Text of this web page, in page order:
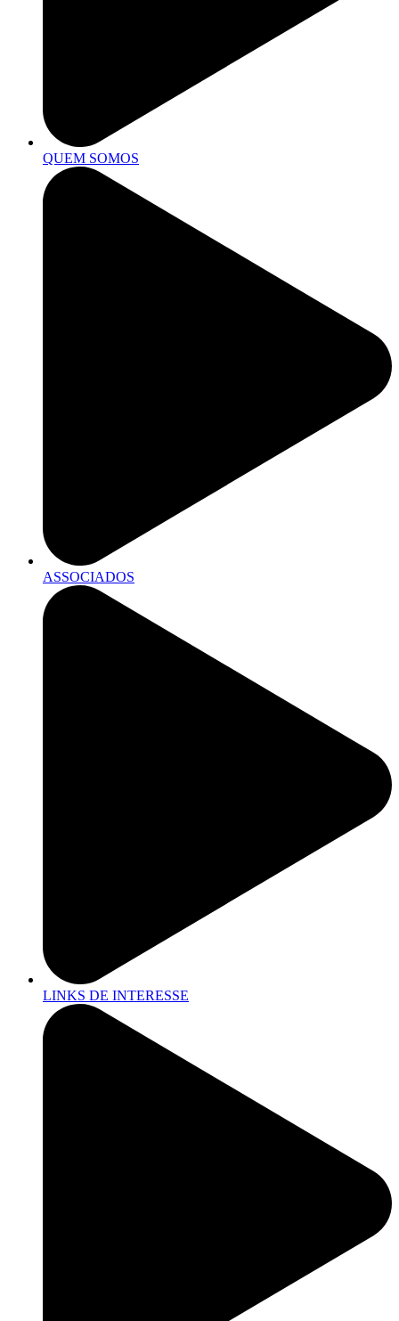
QUEM SOMOS
ASSOCIADOS
LINKS DE INTERESSE